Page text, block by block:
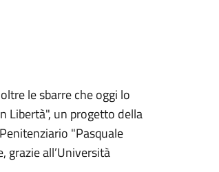
le sbarre che oggi lo
Libertà", un progetto della
"Pasquale
all’Università